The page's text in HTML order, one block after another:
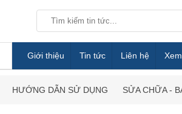
Giới thiệu Tin tức Liên hệ
HƯỚNG DẪN SỬ DỤNG SỬA CHỮA -